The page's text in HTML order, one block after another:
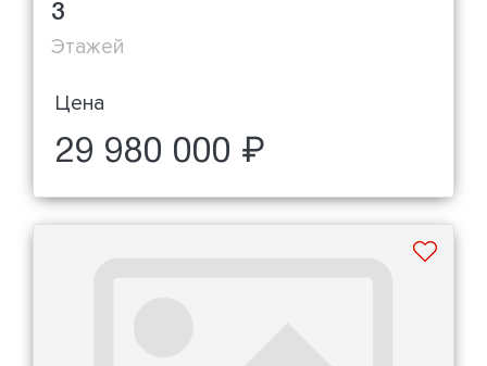
3
Этажей
Цена
29 980 000 ₽